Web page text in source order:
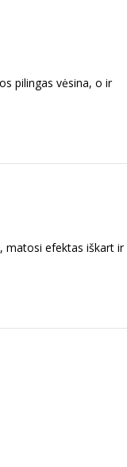
pilingas vėsina, o ir
matosi efektas iškart ir